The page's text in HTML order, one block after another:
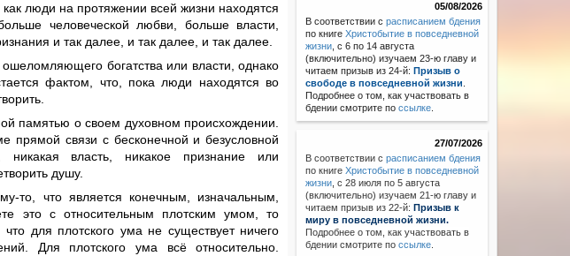
люди на протяжении всей жизни находятся
человеческой любви, больше власти,
и так далее, и так далее, и так далее.
богатства или власти, однако
фактом, что, пока люди находятся во
памятью о своем духовном происхождении.
прямой связи с бесконечной и безусловной
власть, никакое признание или
душу.
то, что является конечным, изначальным,
это с относительным плотским умом, то
для плотского ума не существует ничего
Для плотского ума всё относительно.
05/08/2026
В соответствии срасписанием бдения
по книгеХристобытие в повседневной
жизни , с 6 по 14 августа
(включительно) изучаем 23-ю главу и
читаем призыв из 24-й: Призыв о
свободе в повседневной жизни
Подробнее о том, как участвовать в
бдении смотрите поссылке
27/07/2026
В соответствии с расписанием бдения
по книгеХристобытие в повседневной
жизни с 28 июля по 5 августа
(включительно) изучаем 21-ю главу и
читаем призыв из 22-й: Призыв к
миру в повседневной жизни.
Подробнее о том, как участвовать в
бдении смотрите поссылке